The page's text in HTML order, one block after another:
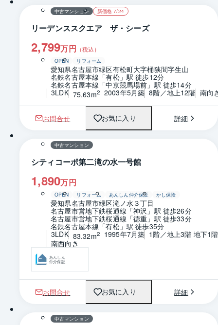
中古マンション 新価格 7/24
リーデンススクエア ザ・シーズ
2,799万円 （税込）
OPEN リフォーム
愛知県名古屋市緑区有松町大字桶狭間字生山
名鉄名古屋本線「有松」駅 徒歩12分
名鉄名古屋本線「中京競馬場前」駅 徒歩14分
3LDK 75.63m2 2003年5月築 8階／地上12階 南向
お問合せ お気に入り 詳細
1 / 0 間取り
中古マンション
シティコーポ第二滝の水一号館
1,890万円
OPEN リフォーム あんしん仲介保証 かし保険
愛知県名古屋市緑区滝ノ水３丁目
名古屋市営地下鉄桜通線「神沢」駅 徒歩26分
名古屋市営地下鉄桜通線「徳重」駅 徒歩33分
名鉄名古屋本線「有松」駅 徒歩35分
3LDK 83.32m2 1995年7月築 1階／地上3階 地下1階
南西向き
あんしん
仲介保証
お問合せ お気に入り 詳細
1 / 0 間取り
中古マンション